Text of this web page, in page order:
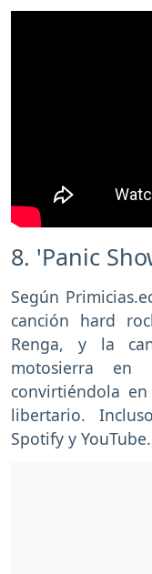
8. 'Panic
Según
canción hard
Renga, y la
motosierra en
convirtiéndola
libertario.
Spotify y YouTube.